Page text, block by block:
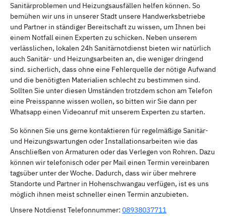
Sanitärproblemen und Heizungsausfällen helfen können. So
bemühen wir uns in unserer Stadt unsere Handwerksbetriebe
und Partner in ständiger Bereitschaft zu wissen, um Ihnen bei
einem Notfall einen Experten zu schicken. Neben unserem
verlässlichen, lokalen 24h Sanitärnotdienst bieten wir natürlich
auch Sanitär- und Heizungsarbeiten an, die weniger dringend
sind. sicherlich, dass ohne eine Fehlerquelle der nötige Aufwand
und die benötigten Materialien schlecht zu bestimmen sind.
Sollten Sie unter diesen Umständen trotzdem schon am Telefon
eine Preisspanne wissen wollen, so bitten wir Sie dann per
Whatsapp einen Videoanruf mit unserem Experten zu starten.
So können Sie uns gerne kontaktieren für regelmäßige Sanitär-
und Heizungswartungen oder Installationsarbeiten wie das
Anschließen von Armaturen oder das Verlegen von Rohren. Dazu
können wir telefonisch oder per Mail einen Termin vereinbaren
tagsüber unter der Woche. Dadurch, dass wir über mehrere
Standorte und Partner in Hohenschwangau verfügen, ist es uns
möglich ihnen meist schneller einen Termin anzubieten.
Unsere Notdienst Telefonnummer: 08938037711